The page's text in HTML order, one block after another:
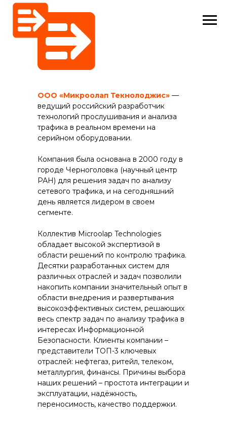
ООО «Микроолап Текнолоджис» —
ведущий российский разработчик
технологий прослушивания и анализа
трафика в реальном времени на
серийном оборудовании.
Компания была основана в 2000 году в
городе Черноголовка (научный центр
РАН) для решения задач по анализу
сетевого трафика, и на сегодняшний
день является лидером в своем
сегменте.
Коллектив Microolap Technologies
обладает высокой экспертизой в
области решений по контролю трафика.
Десятки разработанных систем для
различных отраслей и задач позволили
накопить компании значительный опыт в
области внедрения и развертывания
высокоэффективных систем, решающих
весь спектр задач по анализу трафика в
интересах Информационной
Безопасности. Клиенты компании –
представители ТОП-3 ключевых
отраслей: нефтегаз, ритейл, телеком,
металлургия, финансы. Причины выбора
наших решений – простота интеграции и
эксплуатации, надёжность,
переносимость, качество поддержки.